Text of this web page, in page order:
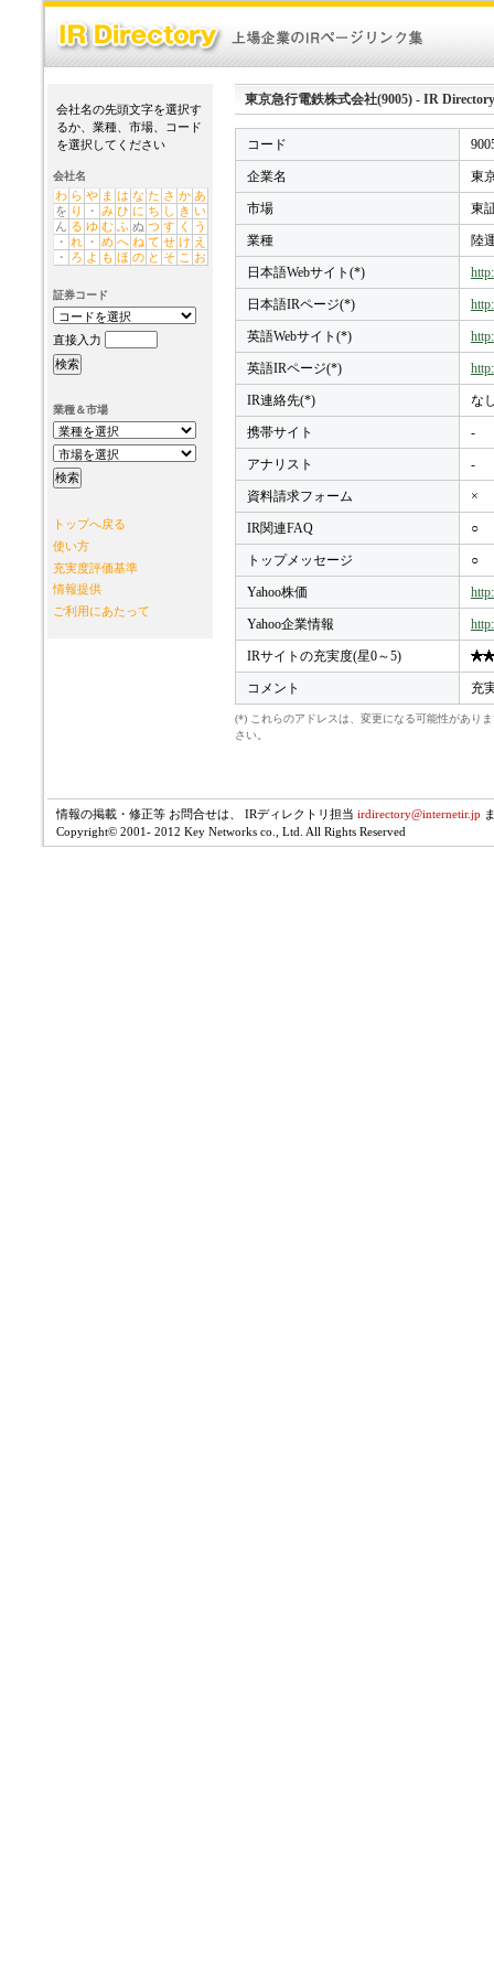
会社名の先頭文字を選択す
るか、業種、市場、コード
を選択してください
会社名
わ ら や ま は な た さ か あ
を り ・ み ひ に ち し き い
ん る ゆ む ふ ぬ つ す く
う
・ れ ・ め へ ね て せ け え
・
ろ よ も ほ の と そ こ お
証券コード
直接入力
業種＆市場
トップへ戻る
使い方
充実度評価基準
情報提供
ご利用にあたって
東京急行電鉄株式会社(9005) - IR Directory
コード
企業名 東
市場 東
業種 陸
日本語Webサイト(*)
日本語IRページ(*)
英語Webサイト(*)
英語IRページ(*)
IR連絡先(*) な
携帯サイト -
アナリスト -
資料請求フォーム ×
IR関連FAQ ○
トップメッセージ ○
Yahoo株価
Yahoo企業情報
IRサイトの充実度(星0～5)
コメント 充
(*) これらのアドレスは、変更になる可能性があり
さい。
情報の掲載・修正等 お問合せは、 IRディレクトリ担当 irdirectory@internetir.jp
Copyright© 2001- 2012 Key Networks co., Ltd. All Rights Reserved